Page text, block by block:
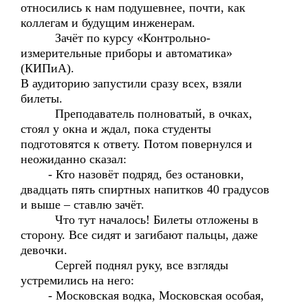
относились к нам подушевнее, почти, как
коллегам и будущим инженерам.
Зачёт по курсу «Контрольно-
измерительные приборы и автоматика»
(КИПиА).
В аудиторию запустили сразу всех, взяли
билеты.
Преподаватель полноватый, в очках,
стоял у окна и ждал, пока студенты
подготовятся к ответу. Потом повернулся и
неожиданно сказал:
- Кто назовёт подряд, без остановки,
двадцать пять спиртных напитков 40 градусов
и выше – ставлю зачёт.
Что тут началось! Билеты отложены в
сторону. Все сидят и загибают пальцы, даже
девочки.
Сергей поднял руку, все взгляды
устремились на него:
- Московская водка, Московская особая,